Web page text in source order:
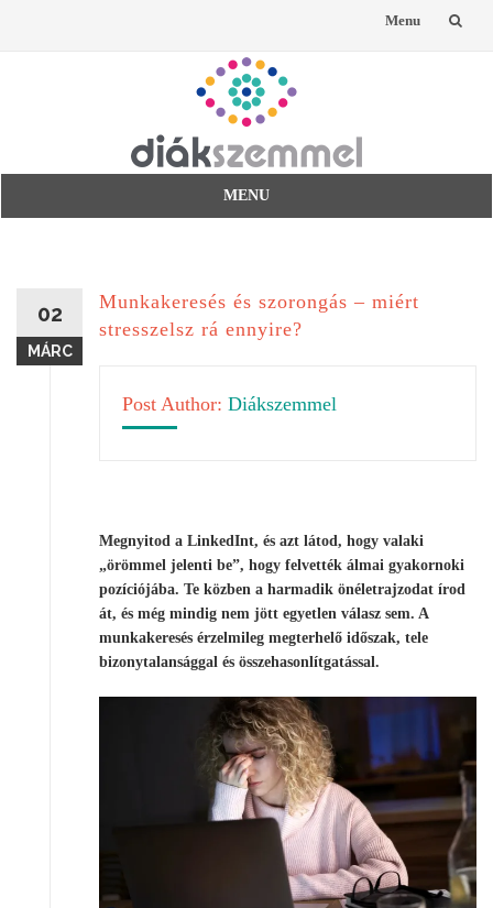
Menu
MENU
02
MÁRC
Munkakeresés és szorongás – miért
stresszelsz rá ennyire?
Post Author: Diákszemmel
Megnyitod a LinkedInt, és azt látod, hogy valaki
„örömmel jelenti be”, hogy felvették álmai gyakornoki
pozíciójába. Te közben a harmadik önéletrajzodat írod
át, és még mindig nem jött egyetlen válasz sem. A
munkakeresés érzelmileg megterhelő időszak, tele
bizonytalansággal és összehasonlítgatással.